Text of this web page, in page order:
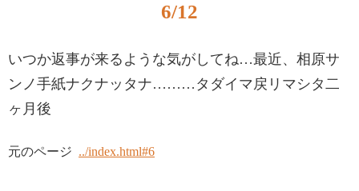
6/12
いつか返事が来るような気がしてね…最近、相原サ
ンノ手紙ナクナッタナ………タダイマ戻リマシタ二
ヶ月後
元のページ ../index.html#6